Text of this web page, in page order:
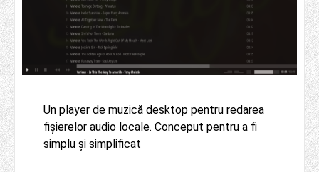
Un player de muzică desktop pentru redarea
fișierelor audio locale. Conceput pentru a fi
simplu și simplificat